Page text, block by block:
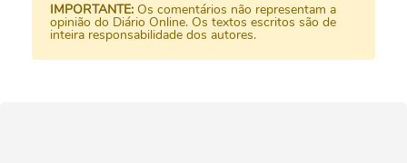
IMPORTANTE: Os comentários não representam a
opinião do Diário Online. Os textos escritos são de
inteira responsabilidade dos autores.